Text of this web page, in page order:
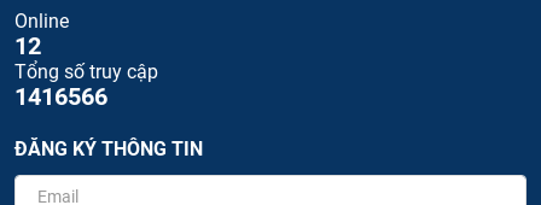
Online
12
Tổng số truy cập
1416566
ĐĂNG KÝ THÔNG TIN